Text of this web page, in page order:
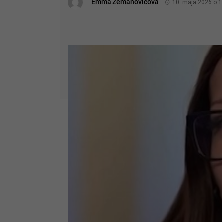
Emma Zemanovičová 10. mája 2026 o